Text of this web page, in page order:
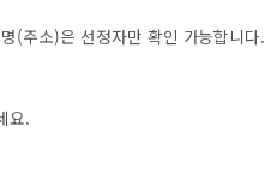
(주소)은 선정자만 확인 가능합니다.
요.